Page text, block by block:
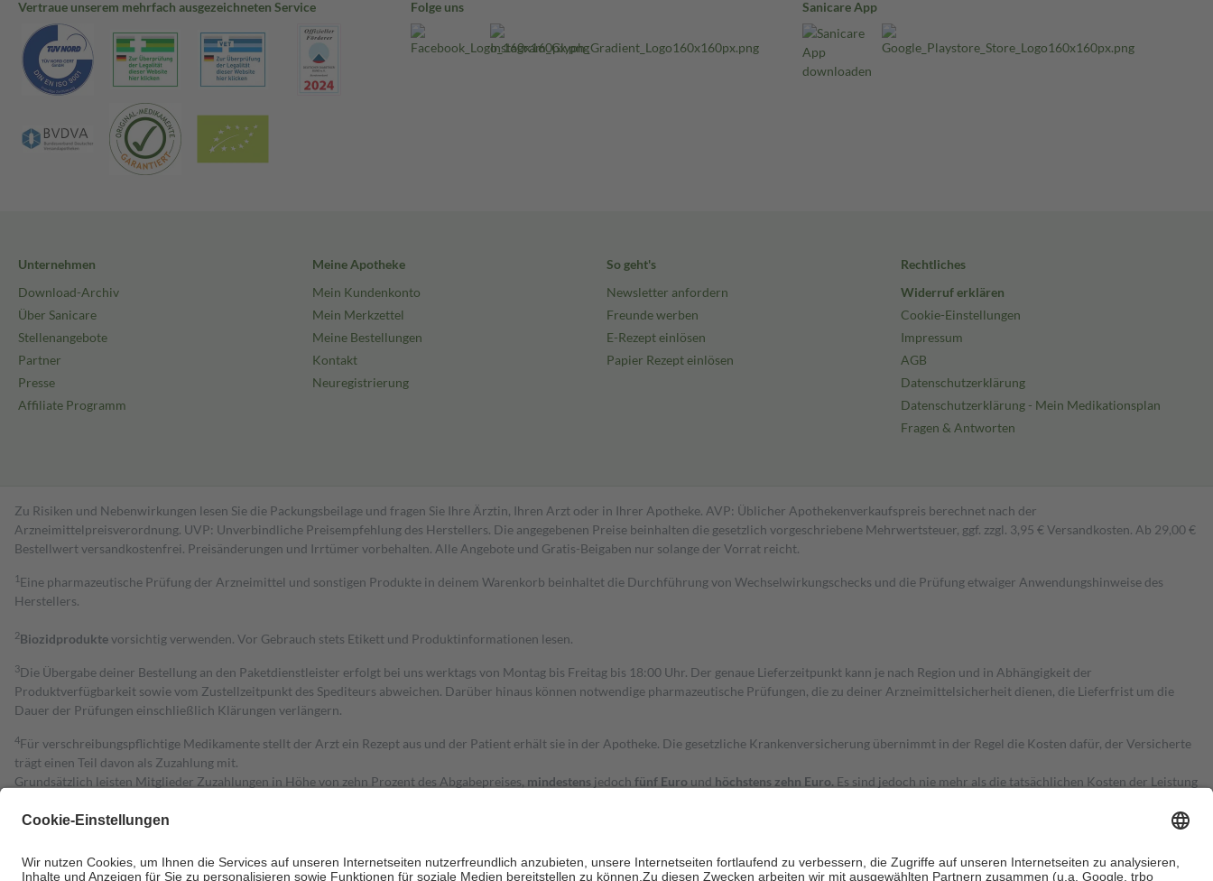
Vertraue unserem mehrfach ausgezeichneten Service Folge uns Sanicare App
Unternehmen
Download-Archiv
Über Sanicare
Stellenangebote
Partner
Presse
Affiliate Programm
Meine Apotheke
Mein Kundenkonto
Mein Merkzettel
Meine Bestellungen
Kontakt
Neuregistrierung
So geht's
Newsletter anfordern
Freunde werben
E-Rezept einlösen
Papier Rezept einlösen
Rechtliches
Widerruf erklären
Cookie-Einstellungen
Impressum
AGB
Datenschutzerklärung
Datenschutzerklärung - Mein Medikationsplan
Fragen & Antworten
Zu Risiken und Nebenwirkungen lesen Sie die Packungsbeilage und fragen Sie Ihre Ärztin, Ihren Arzt oder in Ihrer Apotheke. AVP: Üblicher Apothekenverkaufspreis berechnet nach der
Arzneimittelpreisverordnung. UVP: Unverbindliche Preisempfehlung des Herstellers. Die angegebenen Preise beinhalten die gesetzlich vorgeschriebene Mehrwertsteuer, ggf. zzgl. 3,95 € Versandkosten. Ab 29,00 €
Bestell­wert versand­kosten­frei. Preisänderungen und Irrtümer vorbehalten. Alle Angebote und Gratis-Beigaben nur solange der Vorrat reicht.
1 Eine pharmazeutische Prüfung der Arzneimittel und sonstigen Produkte in deinem Warenkorb beinhaltet die Durchführung von Wechselwirkungschecks und die Prüfung etwaiger Anwendungshinweise des
Herstellers.
2Biozidproduktevorsichtig verwenden. Vor Gebrauch stets Etikett und Produktinformationen lesen.
3Die Übergabe deiner Bestellung an den Paketdienstleister erfolgt bei uns werktags von Montag bis Freitag bis 18:00 Uhr. Der genaue Lieferzeitpunkt kann je nach Region und in Abhängigkeit der
Produktverfügbarkeit sowie vom Zustellzeitpunkt des Spediteurs abweichen. Darüber hinaus können notwendige pharmazeutische Prüfungen, die zu deiner Arzneimittelsicherheit dienen, die Lieferfrist um die
Dauer der Prüfungen einschließlich Klärungen verlängern.
4Für verschreibungspflichtige Medikamente stellt der Arzt ein Rezept aus und der Patient erhält sie in der Apotheke. Die gesetzliche Krankenversicherung übernimmt in der Regel die Kosten dafür, der Versicherte
trägt einen Teil davon als Zuzahlung mit.
Grundsätzlich leisten Mitglieder Zuzahlungen in Höhe von zehn Prozent des Abgabepreises, mindestens jedoch fünf Euro und höchstens zehn Euro. Es sind jedoch nie mehr als die tatsächlichen Kosten der Leistung
Diese Regeln gelten grundsätzlich auch für Online-Apotheken.
Um das Engagement der Versicherten für ihre eigene Gesundheit zu stärken und die besondere Stellung der Familie zu unterstützen, fallenkeine Zuzahlungen an bei:
• Kindern und Jugendlichen bis zum vollendeten 18. Lebensjahr mit Ausnahme der Fahrkosten